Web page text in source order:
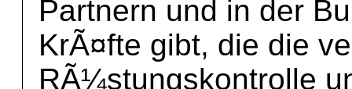
Partnern und in der
KrÃ¤fte gibt, die die
RÃ¼stungskontrolle